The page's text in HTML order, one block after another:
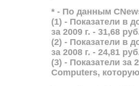
* - По данным
(1) - Показатели в
за 2009 г. - 31,68
(2) - Показатели в
за 2008 г. - 24,81
(3) - Показатели за
Computers,